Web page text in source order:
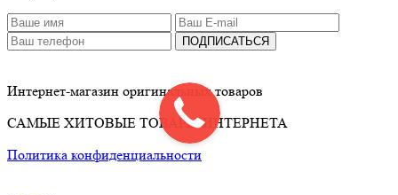
ПОДПИСАТЬСЯ
Интернет-магазин оригинальных товаров
САМЫЕ ХИТОВЫЕ ТОВАРЫ ИНТЕРНЕТА
Политика конфиденциальности